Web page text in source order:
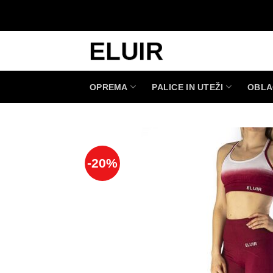
OPREMA PALICE IN UTEŽI
-20%